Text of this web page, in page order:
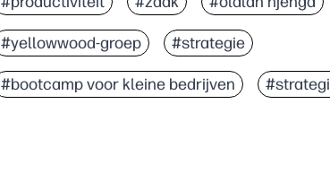
#yellowwood-groep #strategie
#bootcamp voor kleine bedrijven